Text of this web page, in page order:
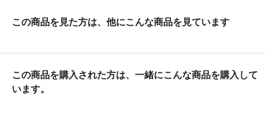
この商品を見た方は、他にこんな商品を見ています
この商品を購入された方は、一緒にこんな商品を購入して
います。